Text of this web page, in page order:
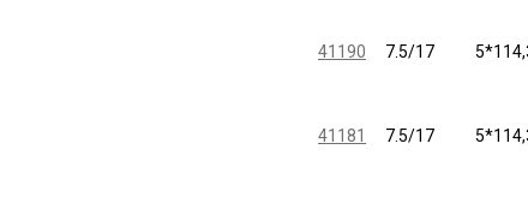
41190 7.5/17
41181 7.5/17